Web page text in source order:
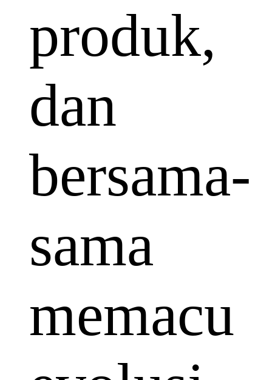
produk,
dan
bersama-
sama
memacu